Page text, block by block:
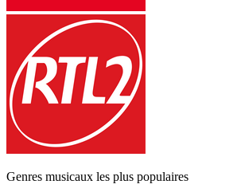
Genres musicaux les plus populaires